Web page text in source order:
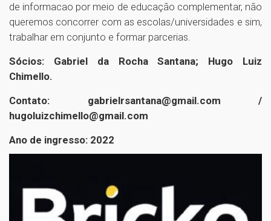
de informacao por meio de educação complementar, não
queremos concorrer com as escolas/universidades e sim,
trabalhar em conjunto e formar parcerias.
Sócios: Gabriel da Rocha Santana; Hugo Luiz
Chimello.
Contato: gabrielrsantana@gmail.com /
hugoluizchimello@gmail.com
Ano de ingresso: 2022